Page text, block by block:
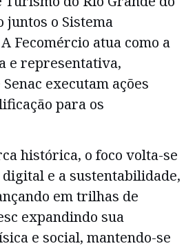
juntos o Sistema
Fecomércio atua como a
e representativa,
executam ações
para os
histórica, o foco volta-se
e a sustentabilidade,
em trilhas de
expandindo sua
e social, mantendo-se